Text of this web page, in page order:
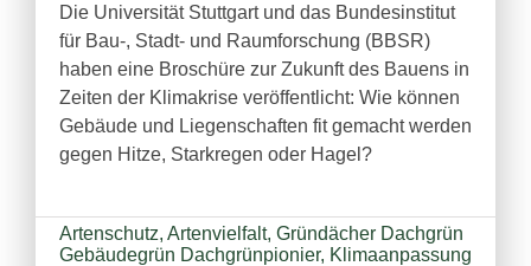
Die Universität Stuttgart und das Bundesinstitut
für Bau-, Stadt- und Raumforschung (BBSR)
haben eine Broschüre zur Zukunft des Bauens in
Zeiten der Klimakrise veröffentlicht: Wie können
Gebäude und Liegenschaften fit gemacht werden
gegen Hitze, Starkregen oder Hagel?
Artenschutz, Artenvielfalt, Gründächer Dachgrün
Gebäudegrün Dachgrünpionier, Klimaanpassung